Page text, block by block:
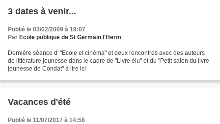
3 dates à venir...
Publié le 03/02/2009 à 18:07
Par Ecole publique de St Germain l'Herm
Dernière séance d' "Ecole et cinéma" et deux rencontres avec des auteurs
de littérature jeunesse dans le cadre de "Livre élu" et du "Petit salon du livre
jeunesse de Condat" à lire ici
Vacances d'été
Publié le 11/07/2017 à 14:58